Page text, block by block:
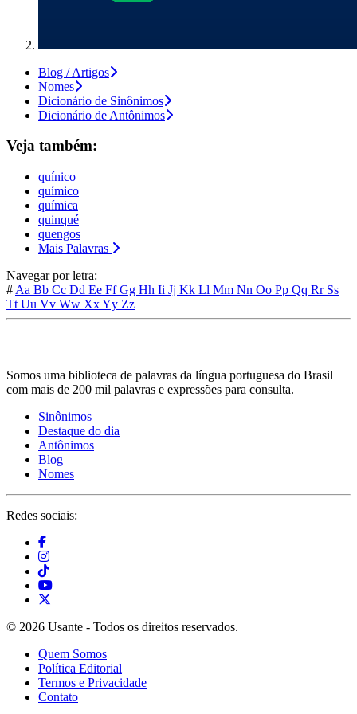
Blog / Artigos
Nomes
Dicionário de Sinônimos
Dicionário de Antônimos
Veja também:
quínico
químico
química
quinqué
quengos
Mais Palavras
Navegar por letra:
# Aa Bb Cc Dd Ee FfGg Hh Ii Jj Kk Ll Mm Nn Oo Pp Qq Rr Ss
Tt Uu Vv Ww XxYy Zz
Somos uma biblioteca de palavras da língua portuguesa do Brasil
com mais de 200 mil palavras e expressões para consulta.
Sinônimos
Destaque do dia
Antônimos
Blog
Nomes
Redes sociais:
© 2026 Usante - Todos os direitos reservados.
Quem Somos
Política Editorial
Termos e Privacidade
Contato